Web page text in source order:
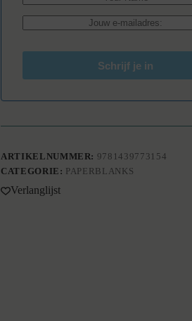
ARTIKELNUMMER: 9781439773154
CATEGORIE: PAPERBLANKS
Verlanglijst